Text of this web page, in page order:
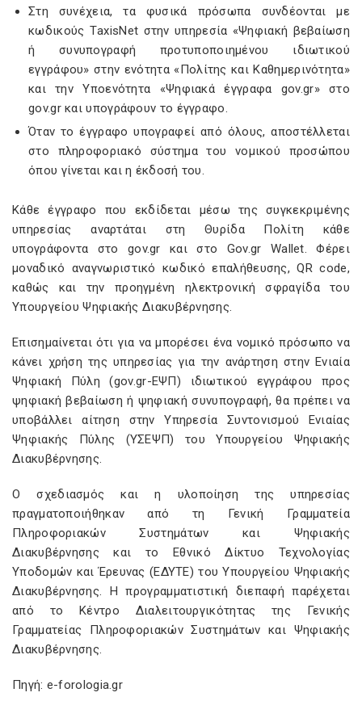
Στη συνέχεια, τα φυσικά πρόσωπα συνδέονται με
κωδικούς ΤaxisΝet στην υπηρεσία «Ψηφιακή βεβαίωση
ή συνυπογραφή προτυποποιημένου ιδιωτικού
εγγράφου» στην ενότητα «Πολίτης και Καθημερινότητα»
και την Υποενότητα «Ψηφιακά έγγραφα gov.gr» στο
gov.gr και υπογράφουν το έγγραφο.
Όταν το έγγραφο υπογραφεί από όλους, αποστέλλεται
στο πληροφοριακό σύστημα του νομικού προσώπου
όπου γίνεται και η έκδοσή του.
Κάθε έγγραφο που εκδίδεται μέσω της συγκεκριμένης
υπηρεσίας αναρτάται στη Θυρίδα Πολίτη κάθε
υπογράφοντα στο gov.gr και στο Gov.gr Wallet. Φέρει
μοναδικό αναγνωριστικό κωδικό επαλήθευσης, QR code,
καθώς και την προηγμένη ηλεκτρονική σφραγίδα του
Υπουργείου Ψηφιακής Διακυβέρνησης.
Επισημαίνεται ότι για να μπορέσει ένα νομικό πρόσωπο να
κάνει χρήση της υπηρεσίας για την ανάρτηση στην Ενιαία
Ψηφιακή Πύλη (gov.gr-ΕΨΠ) ιδιωτικού εγγράφου προς
ψηφιακή βεβαίωση ή ψηφιακή συνυπογραφή, θα πρέπει να
υποβάλλει αίτηση στην Υπηρεσία Συντονισμού Ενιαίας
Ψηφιακής Πύλης (ΥΣΕΨΠ) του Υπουργείου Ψηφιακής
Διακυβέρνησης.
Ο σχεδιασμός και η υλοποίηση της υπηρεσίας
πραγματοποιήθηκαν από τη Γενική Γραμματεία
Πληροφοριακών Συστημάτων και Ψηφιακής
Διακυβέρνησης και το Εθνικό Δίκτυο Τεχνολογίας
Υποδομών και Έρευνας (ΕΔΥΤΕ) του Υπουργείου Ψηφιακής
Διακυβέρνησης. Η προγραμματιστική διεπαφή παρέχεται
από το Κέντρο Διαλειτουργικότητας της Γενικής
Γραμματείας Πληροφοριακών Συστημάτων και Ψηφιακής
Διακυβέρνησης.
Πηγή: e-forologia.gr